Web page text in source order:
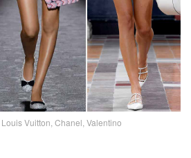
Vuitton, Chanel, Valentino